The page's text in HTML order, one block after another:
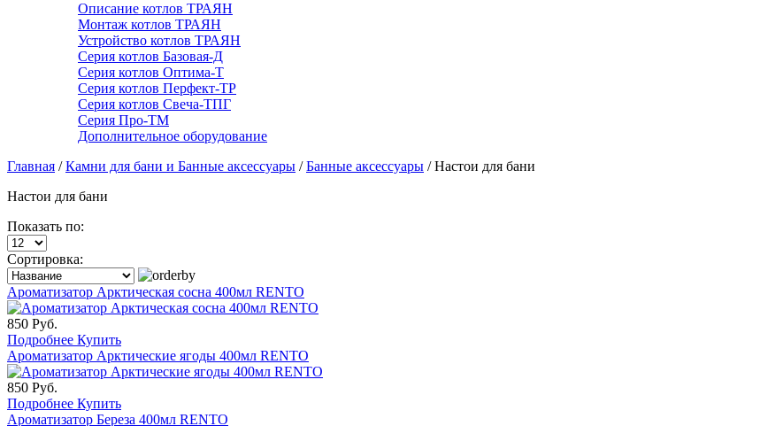
Описание котлов ТРАЯН
Монтаж котлов ТРАЯН
Устройство котлов ТРАЯН
Серия котлов Базовая-Д
Серия котлов Оптима-Т
Серия котлов Перфект-ТР
Серия котлов Свеча-ТПГ
Серия Про-ТМ
Дополнительное оборудование
Главная /Камни для бани и Банные аксессуары /Банные аксессуары /Настои для бани
Настои для бани
Показать по:
Сортировка:
Ароматизатор Арктическая сосна 400мл RENTO
850 Руб.
Подробнее Купить
Ароматизатор Арктические ягоды 400мл RENTO
850 Руб.
Подробнее Купить
Ароматизатор Береза 400мл RENTO